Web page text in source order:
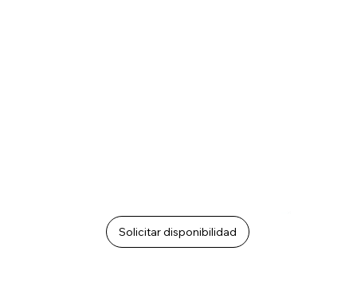
Solicitar disponibilidad